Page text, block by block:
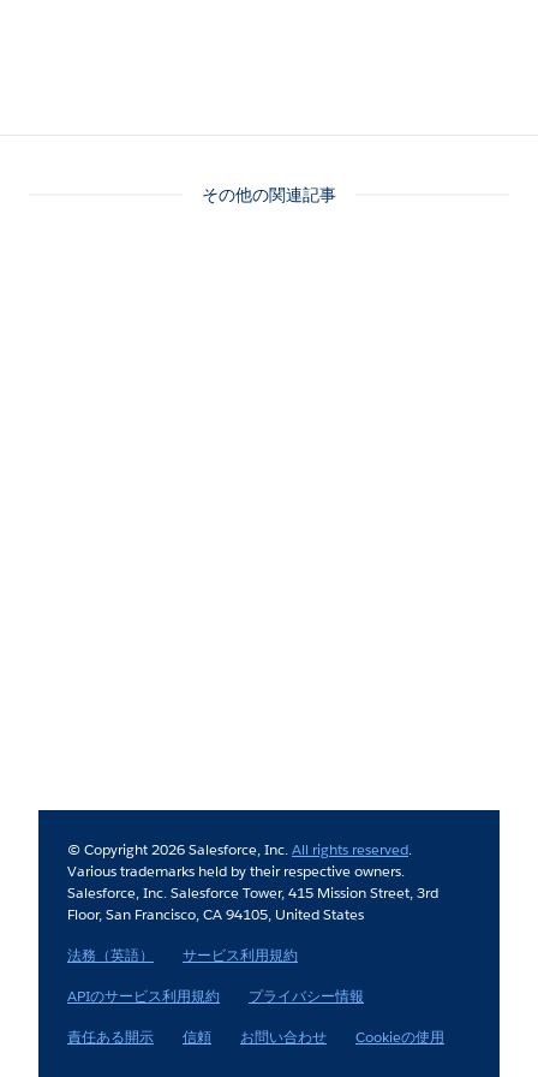
その他の関連記事
© Copyright 2026 Salesforce, Inc.All rights reserved.
Various trademarks held by their respective owners.
Salesforce, Inc. Salesforce Tower, 415 Mission Street, 3rd
Floor, San Francisco, CA 94105, United States
法務（英語）
サービス利用規約
APIのサービス利用規約
プライバシー情報
責任ある開示
信頼 お問い合わせ Cookieの使用